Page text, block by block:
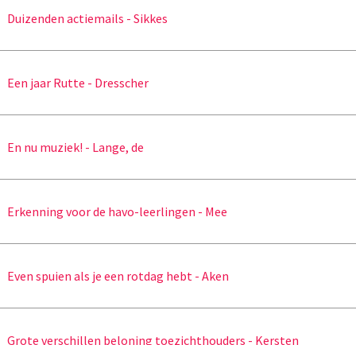
Duizenden actiemails - Sikkes
Een jaar Rutte - Dresscher
En nu muziek! - Lange, de
Erkenning voor de havo-leerlingen - Mee
Even spuien als je een rotdag hebt - Aken
Grote verschillen beloning toezichthouders - Kersten